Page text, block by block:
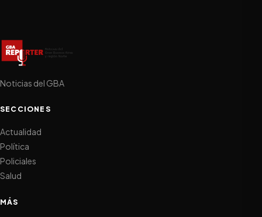
Noticias del GBA
SECCIONES
Actualidad
Política
Policiales
Salud
MÁS